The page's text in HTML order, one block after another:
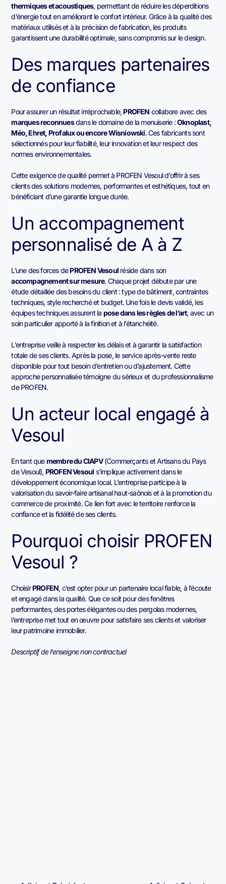
thermiques et acoustiques, permettant de réduire les déperditions
d’énergie tout en améliorant le confort intérieur. Grâce à la qualité des
matériaux utilisés et à la précision de fabrication, les produits
garantissent une durabilité optimale, sans compromis sur le design.
Des marques partenaires
de confiance
Pour assurer un résultat irréprochable, PROFEN collabore avec des
marques reconnuesdans le domaine de la menuiserie :Oknoplast,
Méo, Ehret, Profalux ou encore Wisniowski. Ces fabricants sont
sélectionnés pour leur fiabilité, leur innovation et leur respect des
normes environnementales.
Cette exigence de qualité permet à PROFEN Vesoul d’offrir à ses
clients des solutions modernes, performantes et esthétiques, tout en
bénéficiant d’une garantie longue durée.
Un accompagnement
personnalisé de A à Z
L’une des forces dePROFEN Vesoul réside dans son
accompagnement sur mesure. Chaque projet débute par une
étude détaillée des besoins du client : type de bâtiment, contraintes
techniques, style recherché et budget. Une fois le devis validé, les
équipes techniques assurent la pose dans les règles de l’art, avec un
soin particulier apporté à la finition et à l’étanchéité.
L’entreprise veille à respecter les délais et à garantir la satisfaction
totale de ses clients. Après la pose, le service après-vente reste
disponible pour tout besoin d’entretien ou d’ajustement. Cette
approche personnalisée témoigne du sérieux et du professionnalisme
de PROFEN.
Un acteur local engagé à
Vesoul
En tant quemembre du CIAPV(Commerçants et Artisans du Pays
de Vesoul), PROFEN Vesoul s’implique activement dans le
développement économique local. L’entreprise participe à la
valorisation du savoir-faire artisanal haut-saônois et à la promotion du
commerce de proximité. Ce lien fort avec le territoire renforce la
confiance et la fidélité de ses clients.
Pourquoi choisir PROFEN
Vesoul ?
ChoisirPROFEN, c’est opter pour un partenaire local fiable, à l’écoute
et engagé dans la qualité. Que ce soit pour des fenêtres
performantes, des portes élégantes ou des pergolas modernes,
l’entreprise met tout en œuvre pour satisfaire ses clients et valoriser
leur patrimoine immobilier.
Descriptif de l’enseigne non contractuel